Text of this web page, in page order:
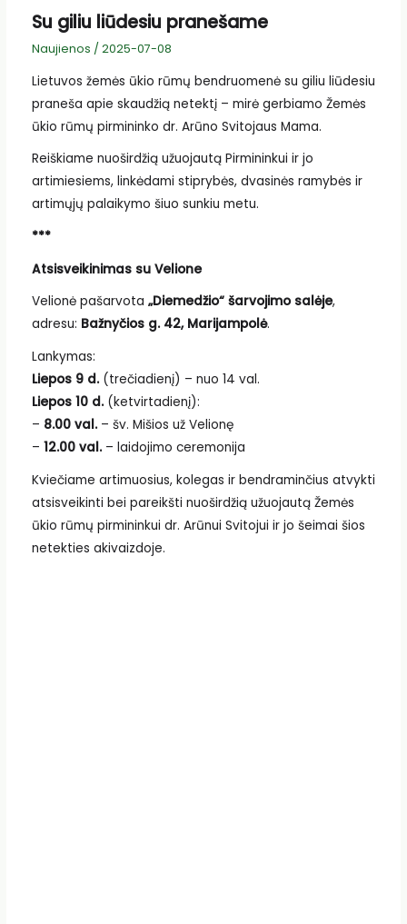
Su giliu liūdesiu pranešame
Naujienos / 2025-07-08
Lietuvos žemės ūkio rūmų bendruomenė su giliu liūdesiu
praneša apie skaudžią netektį – mirė gerbiamo Žemės
ūkio rūmų pirmininko dr. Arūno Svitojaus Mama.
Reiškiame nuoširdžią užuojautą Pirmininkui ir jo
artimiesiems, linkėdami stiprybės, dvasinės ramybės ir
artimųjų palaikymo šiuo sunkiu metu.
***
Atsisveikinimas su Velione
Velionė pašarvota „Diemedžio“ šarvojimo salėje,
adresu: Bažnyčios g. 42, Marijampolė.
Lankymas:
Liepos 9 d. (trečiadienį) – nuo 14 val.
Liepos 10 d. (ketvirtadienį):
– 8.00 val.– šv. Mišios už Velionę
– 12.00 val.– laidojimo ceremonija
Kviečiame artimuosius, kolegas ir bendraminčius atvykti
atsisveikinti bei pareikšti nuoširdžią užuojautą Žemės
ūkio rūmų pirmininkui dr. Arūnui Svitojui ir jo šeimai šios
netekties akivaizdoje.